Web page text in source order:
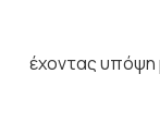
έχοντας υπόψη